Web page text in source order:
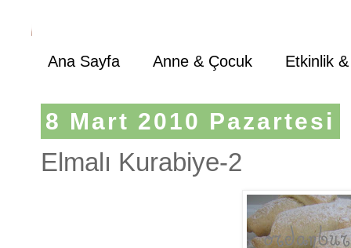
Ana Sayfa Anne & Çocuk Etkinlik
8 Mart 2010 Pazartesi
Elmalı Kurabiye-2